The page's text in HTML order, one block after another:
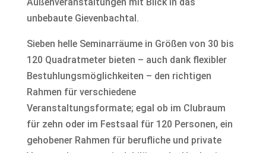
unbebaute Gievenbachtal.
Sieben helle Seminarräume in Größen von 30 bis
120 Quadratmeter bieten – auch dank flexibler
Bestuhlungsmöglichkeiten – den richtigen
Rahmen für verschiedene
Veranstaltungsformate; egal ob im Clubraum
für zehn oder im Festsaal für 120 Personen, ein
gehobener Rahmen für berufliche und private